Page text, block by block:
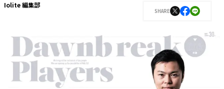
Iolite 編集部
SHARE